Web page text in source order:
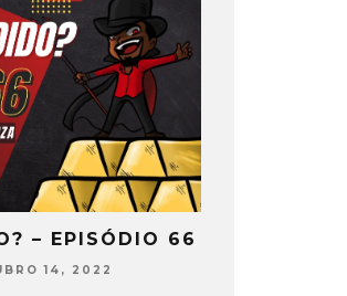
– EPISÓDIO 66
14, 2022